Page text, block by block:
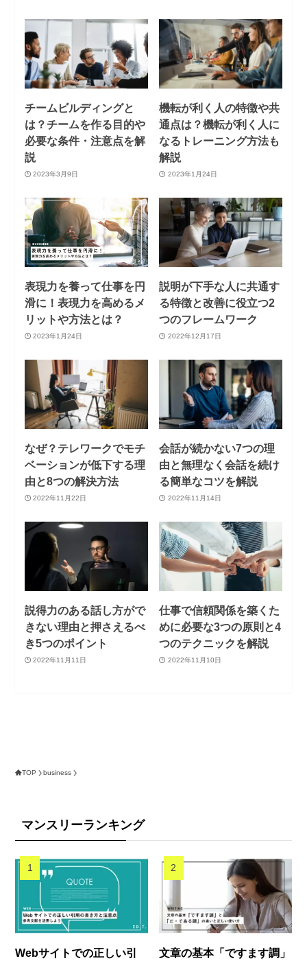
チームビルディングと
は？チームを作る目的や
必要な条件・注意点を解
説
2023年3月9日
機転が利く人の特徴や共
通点は？機転が利く人に
なるトレーニング方法も
解説
2023年1月24日
表現力を養って仕事を円
滑に！表現力を高めるメ
リットや方法とは？
2023年1月24日
説明が下手な人に共通す
る特徴と改善に役立つ2
つのフレームワーク
2022年12月17日
なぜ？テレワークでモチ
ベーションが低下する理
由と8つの解決方法
2022年11月22日
会話が続かない7つの理
由と無理なく会話を続け
る簡単なコツを解説
2022年11月14日
説得力のある話し方がで
きない理由と押さえるべ
き5つのポイント
2022年11月11日
仕事で信頼関係を築くた
めに必要な3つの原則と4
つのテクニックを解説
2022年11月10日
TOP business
マンスリーランキング
Webサイトでの正しい引 文章の基本「ですます調」